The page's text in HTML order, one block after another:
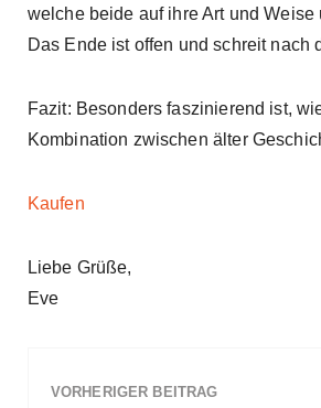
welche beide auf ihre Art und Weise
Das Ende ist offen und schreit nach
Fazit: Besonders faszinierend ist,
Kombination zwischen älter
Kaufen
Liebe Grüße,
Eve
VORHERIGER BEITRAG